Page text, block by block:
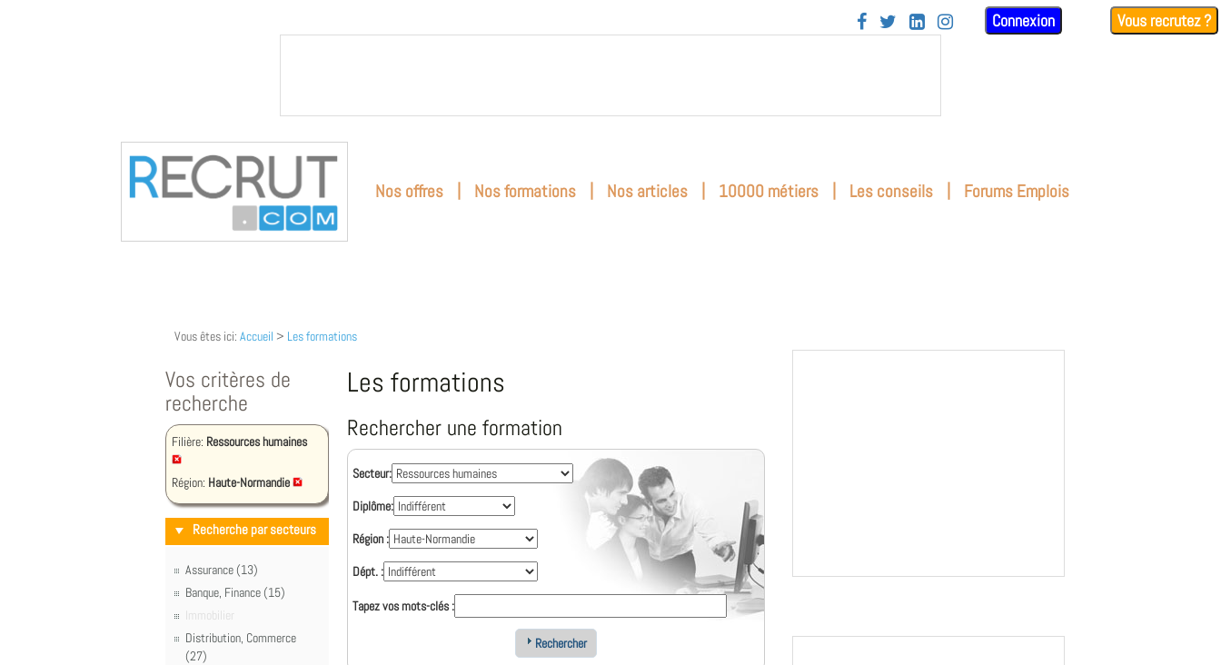
    Connexion Vous recrutez ?
Nos offres | Nos formations | Nos articles | 10000 métiers | Les conseils | Forums Emplois
Vous êtes ici: Accueil > Les formations
Vos critères de
recherche
Filière: Ressources humaines
Région: Haute-Normandie
Recherche par secteurs
Assurance (13)
Banque, Finance (15)
Immobilier
Distribution, Commerce
(27)
Les formations
Rechercher une formation
Secteur:
Diplôme:
Région :
Dépt. :
Tapez vos mots-clés :
Rechercher